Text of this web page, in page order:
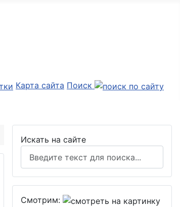
Карта сайта Поиск
Искать на сайте
Смотрим: